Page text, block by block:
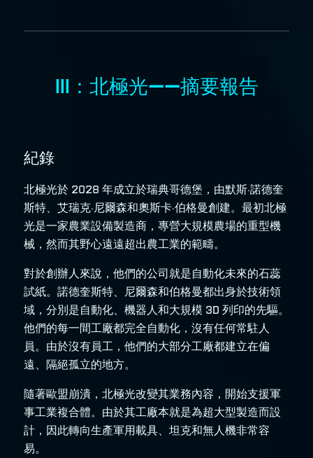
III：北極光——摘要報告
紀錄
北極光於 2028 年成立於瑞典哥德堡，由默斯·諾德奎
斯特、艾瑞克·尼爾森和奧斯卡·伯格曼創建。最初北極
光是一家農業設備製造商，專營大規模農場的重型機
械，然而其野心遠遠超出農工業的範疇。
對於創辦人來說，他們的公司就是自動化未來的石蕊
試紙。諾德奎斯特、尼爾森和伯格曼都出身於技術領
域，分別是自動化、機器人和大規模 3D 列印的先驅。
他們的每一間工廠都完全自動化，沒有任何常駐人
員。由於沒有員工，他們的大部分工廠都建立在偏
遠、隔絕孤立的地方。
隨著歐盟崩潰，北極光改變其業務內容，開始支援軍
事工業複合體。由於其工廠本就是為超大型製造而設
計，因此轉向生產軍用載具、坦克和無人機非常容
易。